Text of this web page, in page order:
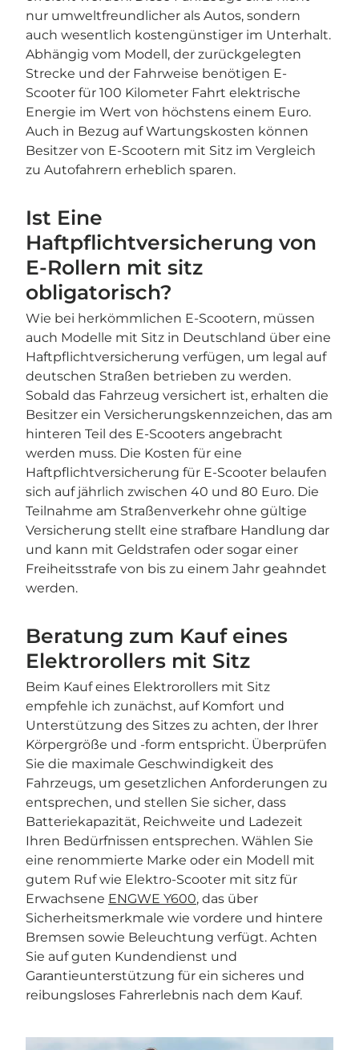
nur umweltfreundlicher als Autos, sondern
auch wesentlich kostengünstiger im Unterhalt.
Abhängig vom Modell, der zurückgelegten
Strecke und der Fahrweise benötigen E-
Scooter für 100 Kilometer Fahrt elektrische
Energie im Wert von höchstens einem Euro.
Auch in Bezug auf Wartungskosten können
Besitzer von E-Scootern mit Sitz im Vergleich
zu Autofahrern erheblich sparen.
Ist Eine
Haftpflichtversicherung von
E-Rollern mit sitz
obligatorisch?
Wie bei herkömmlichen E-Scootern, müssen
auch Modelle mit Sitz in Deutschland über eine
Haftpflichtversicherung verfügen, um legal auf
deutschen Straßen betrieben zu werden.
Sobald das Fahrzeug versichert ist, erhalten die
Besitzer ein Versicherungskennzeichen, das am
hinteren Teil des E-Scooters angebracht
werden muss. Die Kosten für eine
Haftpflichtversicherung für E-Scooter belaufen
sich auf jährlich zwischen 40 und 80 Euro. Die
Teilnahme am Straßenverkehr ohne gültige
Versicherung stellt eine strafbare Handlung dar
und kann mit Geldstrafen oder sogar einer
Freiheitsstrafe von bis zu einem Jahr geahndet
werden.
Beratung zum Kauf eines
Elektrorollers mit Sitz
Beim Kauf eines Elektrorollers mit Sitz
empfehle ich zunächst, auf Komfort und
Unterstützung des Sitzes zu achten, der Ihrer
Körpergröße und -form entspricht. Überprüfen
Sie die maximale Geschwindigkeit des
Fahrzeugs, um gesetzlichen Anforderungen zu
entsprechen, und stellen Sie sicher, dass
Batteriekapazität, Reichweite und Ladezeit
Ihren Bedürfnissen entsprechen. Wählen Sie
eine renommierte Marke oder ein Modell mit
gutem Ruf wie Elektro-Scooter mit sitz für
Erwachsene ENGWE Y600, das über
Sicherheitsmerkmale wie vordere und hintere
Bremsen sowie Beleuchtung verfügt. Achten
Sie auf guten Kundendienst und
Garantieunterstützung für ein sicheres und
reibungsloses Fahrerlebnis nach dem Kauf.